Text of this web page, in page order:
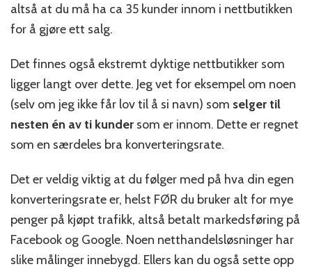
altså at du må ha ca 35 kunder innom i nettbutikken
for å gjøre ett salg.
Det finnes også ekstremt dyktige nettbutikker som
ligger langt over dette. Jeg vet for eksempel om noen
(selv om jeg ikke får lov til å si navn) som selger til
nesten én av ti kunder som er innom. Dette er regnet
som en særdeles bra konverteringsrate.
Det er veldig viktig at du følger med på hva din egen
konverteringsrate er, helst FØR du bruker alt for mye
penger på kjøpt trafikk, altså betalt markedsføring på
Facebook og Google. Noen netthandelsløsninger har
slike målinger innebygd. Ellers kan du også sette opp